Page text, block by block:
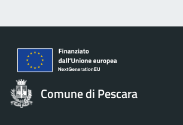
Comune di Pescara